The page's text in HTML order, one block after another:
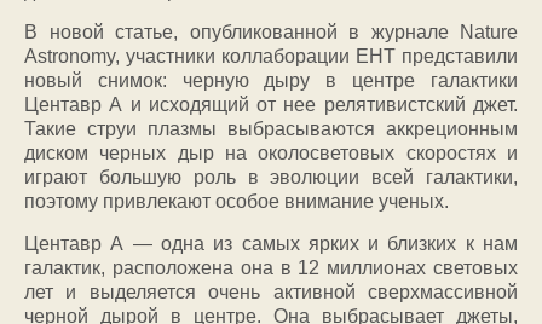
В новой статье, опубликованной в журнале Nature
Astronomy, участники коллаборации EHT представили
новый снимок: черную дыру в центре галактики
Центавр А и исходящий от нее релятивистский джет.
Такие струи плазмы выбрасываются аккреционным
диском черных дыр на околосветовых скоростях и
играют большую роль в эволюции всей галактики,
поэтому привлекают особое внимание ученых.
Центавр А — одна из самых ярких и близких к нам
галактик, расположена она в 12 миллионах световых
лет и выделяется очень активной сверхмассивной
черной дырой в центре. Она выбрасывает джеты,